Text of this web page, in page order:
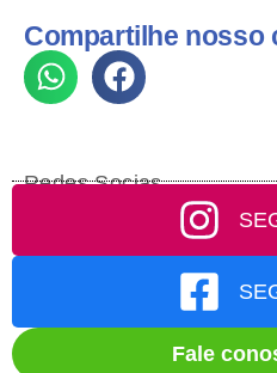
Compartilhe nosso
Redes Socias
Fale